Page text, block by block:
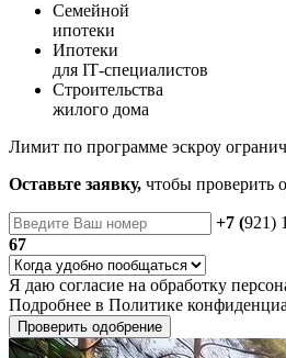
Семейной
ипотеки
Ипотеки
для IT‑специалистов
Строительства
жилого дома
Лимит по программе эскроу
Оставьте заявку, чтобы проверить
+7 (921)
67
Я даю согласие на обработку
Подробнее в Политике
Проверить одобрение